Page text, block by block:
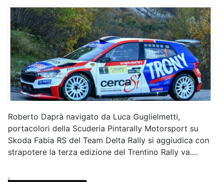
Roberto Daprà navigato da Luca Guglielmetti,
portacolori della Scuderia Pintarally Motorsport su
Skoda Fabia RS del Team Delta Rally si aggiudica con
strapotere la terza edizione del Trentino Rally va....